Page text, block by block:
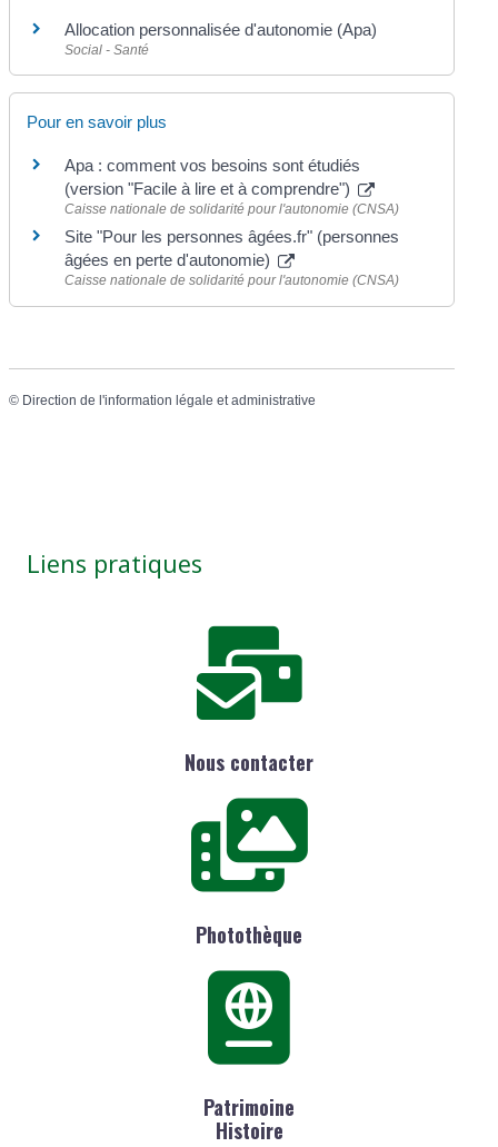
Allocation personnalisée d'autonomie (Apa)
Social - Santé
Pour en savoir plus
Apa : comment vos besoins sont étudiés
(version "Facile à lire et à comprendre")
Caisse nationale de solidarité pour l'autonomie (CNSA)
Site "Pour les personnes âgées.fr" (personnes
âgées en perte d'autonomie)
Caisse nationale de solidarité pour l'autonomie (CNSA)
© Direction de l'information légale et administrative
Liens pratiques
Nous contacter
Photothèque
Patrimoine
Histoire